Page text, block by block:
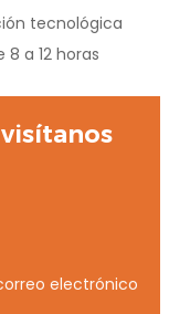
tecnológica
a 12 horas
electrónico